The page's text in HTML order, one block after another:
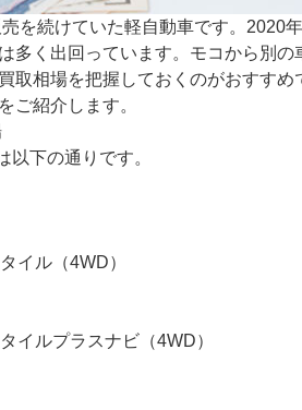
を続けていた軽自動車です。2020
多く出回っています。モコから別の
取相場を把握しておくのがおすすめ
ご紹介します。
下の通りです。
イル（4WD）
イルプラスナビ（4WD）